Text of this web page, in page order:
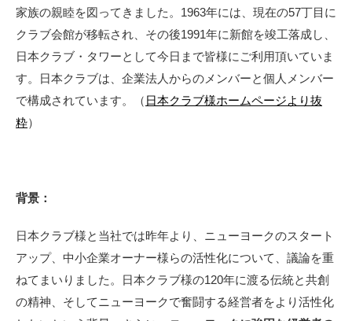
家族の親睦を図ってきました。1963年には、現在の57丁目に
クラブ会館が移転され、その後1991年に新館を竣工落成し、
日本クラブ・タワーとして今日まで皆様にご利用頂いていま
す。日本クラブは、企業法人からのメンバーと個人メンバー
で構成されています。（ 日本クラブ様ホームページより抜
粋）
背景：
日本クラブ様と当社では昨年より、ニューヨークのスタート
アップ、中小企業オーナー様らの活性化について、議論を重
ねてまいりました。日本クラブ様の120年に渡る伝統と共創
の精神、そしてニューヨークで奮闘する経営者をより活性化